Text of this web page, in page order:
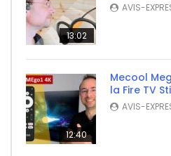
13:02
AVIS-
12:40
Mecool
la Fire TV
AVIS-